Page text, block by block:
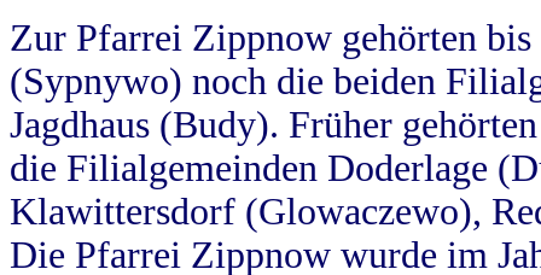
Zur Pfarrei Zippnow gehörten
(Sypnywo) noch die beiden
Jagdhaus (Budy). Früher
die Filialgemeinden Doderlage
Klawittersdorf (Glowaczewo),
Die Pfarrei Zippnow wurde im